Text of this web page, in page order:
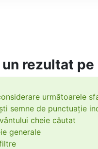
rezultat
următoarele
semne de punctuație
cheie căutat
generale